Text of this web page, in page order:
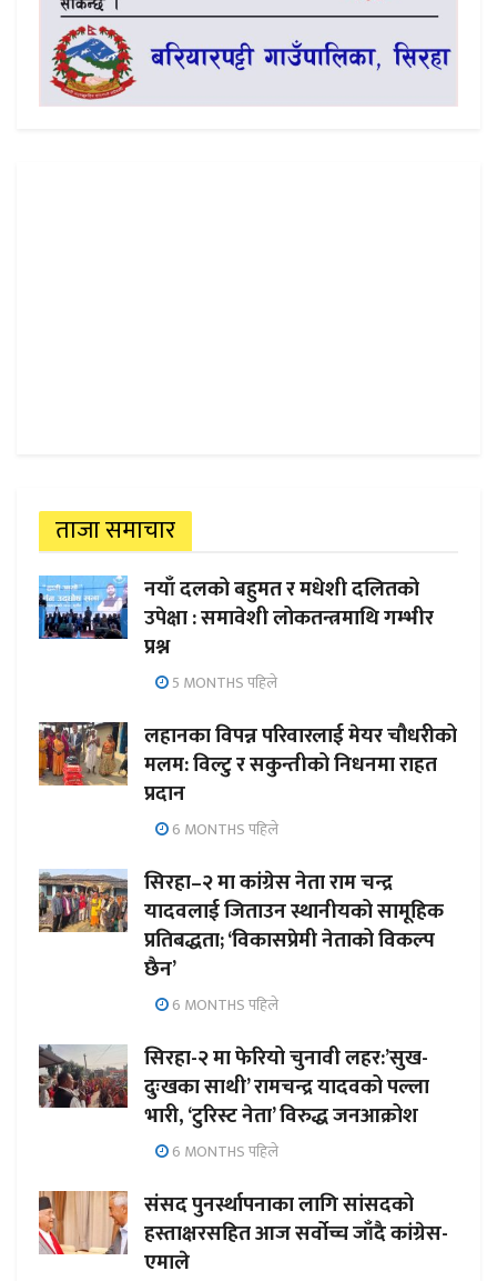
ताजा समाचार
नयाँ दलको बहुमत र मधेशी दलितको
उपेक्षा : समावेशी लोकतन्त्रमाथि गम्भीर
प्रश्न
5 MONTHS पहिले
लहानका विपन्न परिवारलाई मेयर चौधरीको
मलम: विल्टु र सकुन्तीको निधनमा राहत
प्रदान
6 MONTHS पहिले
सिरहा–२ मा कांग्रेस नेता राम चन्द्र
यादवलाई जिताउन स्थानीयको सामूहिक
प्रतिबद्धता; ‘विकासप्रेमी नेताको विकल्प
छैन’
6 MONTHS पहिले
सिरहा-२ मा फेरियो चुनावी लहर:’सुख-
दुःखका साथी’ रामचन्द्र यादवको पल्ला
भारी, ‘टुरिस्ट नेता’ विरुद्ध जनआक्रोश
6 MONTHS पहिले
संसद पुनर्स्थापनाका लागि सांसदको
हस्ताक्षरसहित आज सर्वोच्च जाँदै कांग्रेस-
एमाले